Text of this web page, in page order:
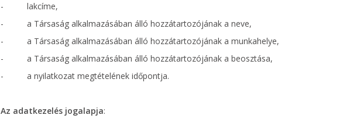
- lakcíme,
- a Társaság alkalmazásában álló hozzátartozójának a neve,
- a Társaság alkalmazásában álló hozzátartozójának a munkahelye,
- a Társaság alkalmazásában álló hozzátartozójának a beosztása,
- a nyilatkozat megtételének időpontja.
Az adatkezelés jogalapja: